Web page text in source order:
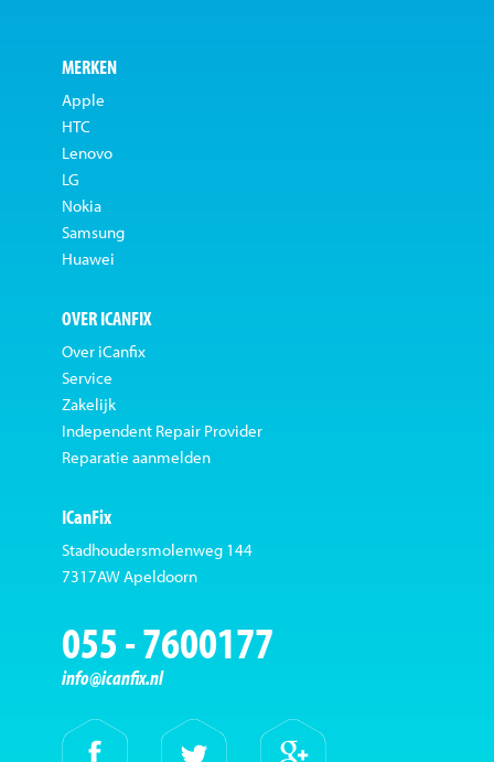
MERKEN
Apple
HTC
Lenovo
LG
Nokia
Samsung
Huawei
OVER ICANFIX
Over iCanfix
Service
Zakelijk
Independent Repair Provider
Reparatie aanmelden
ICanFix
Stadhoudersmolenweg 144
7317AW Apeldoorn
055 - 7600177
info@icanfix.nl